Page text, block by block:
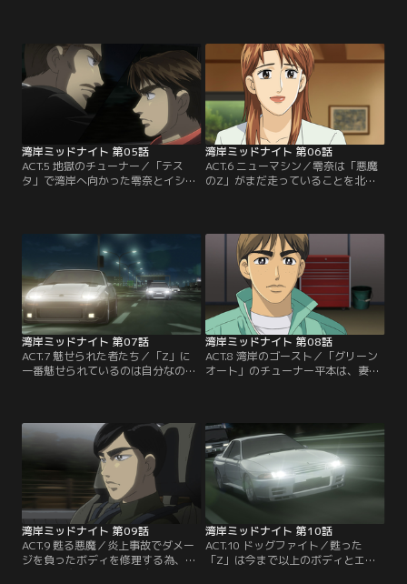
していた。そんなある日、180km／
hオーバーで走っているR32を余裕で
追い抜いて行く1台の車と遭遇す
る。それが「悪魔のZ」かもしれな
いと聞いた零奈は、再び湾岸へ。
【提供：バンダイチャンネル】
つけられていく。一方、零奈はカメ
ラマンのイシダと湾岸を走る「Z」
について話をし、彼もまた「悪魔の
Z」に魅了された一人だと知る。
【提供：バンダイチャンネル】
湾岸ミッドナイト 第05話
ACT.5 地獄のチューナー／「テス
タ」で湾岸へ向かった零奈とイシ
う。そして、アキオも「Z」がまる
で走ることを拒否しているような感
覚を持ち始めていたのだった。翌
日、零奈の元へ「悪魔のZ」を作っ
た人間がわかったと連絡が入る。
【提供：バンダイチャンネル】
湾岸ミッドナイト 第06話
ACT.6 ニューマシン／零奈は「悪魔
のZ」がまだ走っていることを北見
「Z」のエンジンを組む気はないと
いう。その一方で、「Z」より速く
走れるよう「テスタ」のチューンを
してほしいというイシダの依頼を受
けるのだった。【提供：バンダイチ
ャンネル】
湾岸ミッドナイト 第07話
ACT.7 魅せられた者たち／「Z」に
一番魅せられているのは自分なので
依頼する。北見は「ブラックバー
ド」とは長い付き合いになりそうだ
と言い、あえて「テスタ」よりもパ
ワーを控えめにチューンした。【提
供：バンダイチャンネル】
湾岸ミッドナイト 第08話
ACT.8 湾岸のゴースト／「グリーン
オート」のチューナー平本は、妻の
に湾岸へ行く。数日後、「グリーン
オート」にイシダの「テスタ」に乗
った北見が現れる。「テスタ」に乗
ってみろと言われた平本は、昔の感
覚を思い出してしまう。【提供：バ
ンダイチャンネル】
湾岸ミッドナイト 第09話
ACT.9 甦る悪魔／炎上事故でダメー
ジを負ったボディを修理する為、北
見は「悪魔のZ」を「ボディワーク
湾岸ミッドナイト 第10話
ACT.10 ドッグファイト／甦った
「Z」は今まで以上のボディとエン